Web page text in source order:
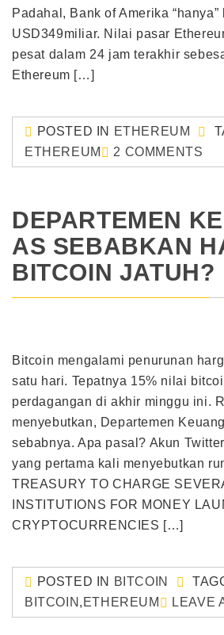
Padahal, Bank of Amerika “hanya”
USD349miliar. Nilai pasar
pesat dalam 24 jam terakhir
Ethereum […]
POSTED IN ETHEREUM
ETHEREUM
2 COMMENTS
DEPARTEMEN
AS SEBABKAN
BITCOIN JATUH?
Bitcoin mengalami penurunan
satu hari. Tepatnya 15% nilai
perdagangan di akhir minggu ini.
menyebutkan, Departemen
sebabnya. Apa pasal? Akun
yang pertama kali menyebutkan
TREASURY TO CHARGE
INSTITUTIONS FOR MONEY
CRYPTOCURRENCIES […]
POSTED IN BITCOIN
BITCOIN , ETHEREUM LEAVE